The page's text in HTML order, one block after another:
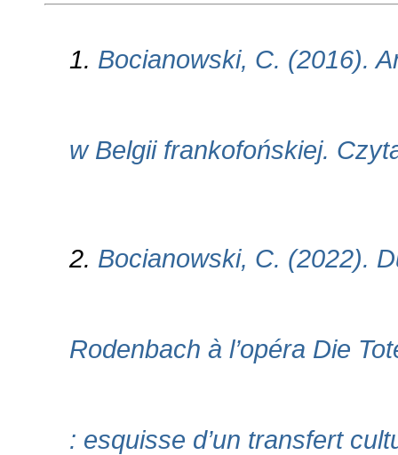
1. Bocianowski, C. (2016).
w Belgii frankofońskiej.
2. Bocianowski, C. (2022).
Rodenbach à l’opéra Die
: esquisse d’un transfert